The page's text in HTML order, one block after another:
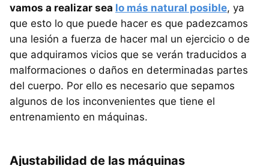
vamos a realizar sea lo más natural posible, ya
que esto lo que puede hacer es que padezcamos
una lesión a fuerza de hacer mal un ejercicio o de
que adquiramos vicios que se verán traducidos a
malformaciones o daños en determinadas partes
del cuerpo. Por ello es necesario que sepamos
algunos de los inconvenientes que tiene el
entrenamiento en máquinas.
Ajustabilidad de las máquinas